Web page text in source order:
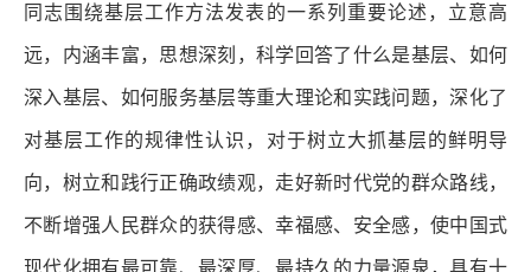
同志围绕基层工作方法发表的一系列重要论述，立意高
远，内涵丰富，思想深刻，科学回答了什么是基层、如何
深入基层、如何服务基层等重大理论和实践问题，深化了
对基层工作的规律性认识，对于树立大抓基层的鲜明导
向，树立和践行正确政绩观，走好新时代党的群众路线，
不断增强人民群众的获得感、幸福感、安全感，使中国式
现代化拥有最可靠、最深厚、最持久的力量源泉，具有十